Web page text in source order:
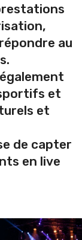
au
et
et
de capter
en live